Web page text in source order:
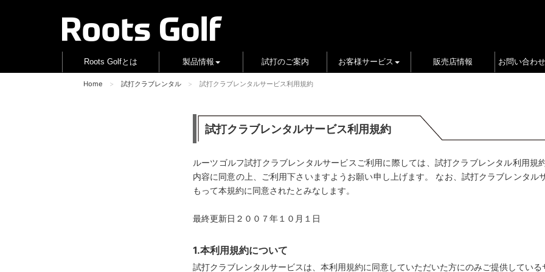
Roots Golfとは 製品情報 試打のご案内 お客様サービス 販売店情報 お問い合わ
Home 試打クラブレンタル 試打クラブレンタルサービス利用規約
試打クラブレンタルサービス利用規約
ルーツゴルフ試打クラブレンタルサービスご利用に際しては、試打クラブレンタル利用規
内容に同意の上、ご利用下さいますようお願い申し上げます。 なお、試打クラブレンタル
もって本規約に同意されたとみなします。
最終更新日２００７年１０月１日
1.本利用規約について
試打クラブレンタルサービスは、本利用規約に同意していただいた方にのみご提供している